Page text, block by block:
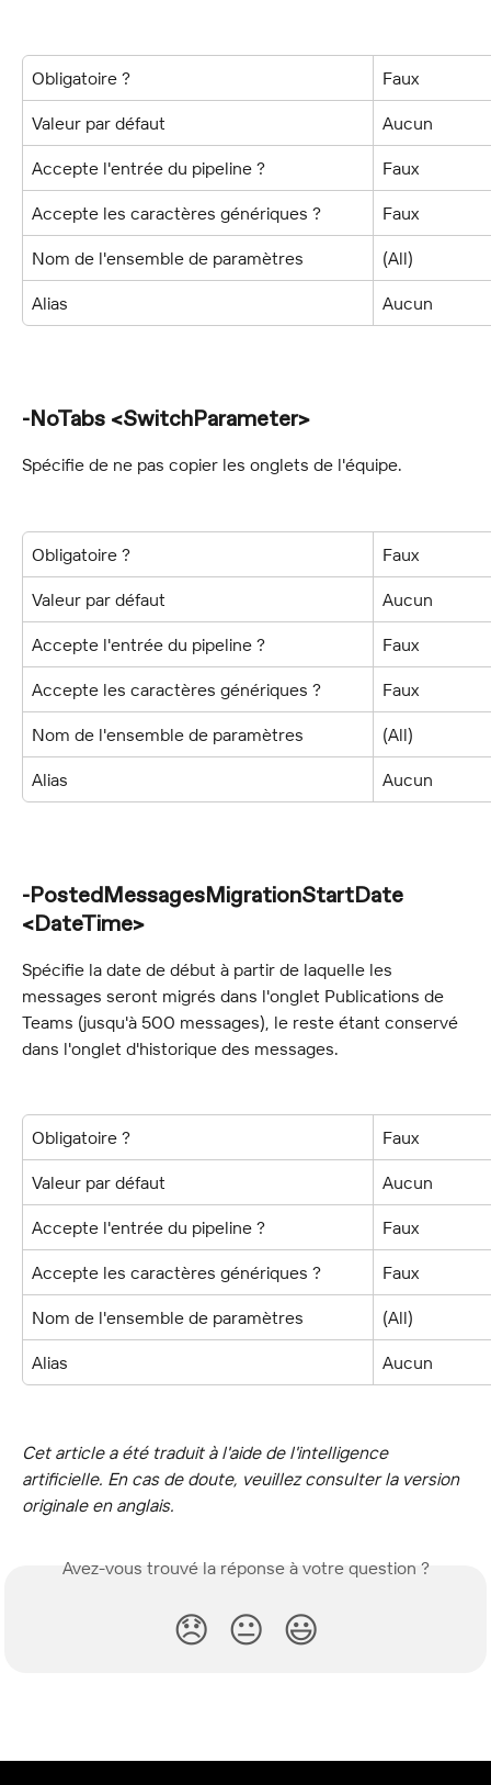
Obligatoire ? Faux
Valeur par défaut Aucun
Accepte l'entrée du pipeline ? Faux
Accepte les caractères génériques ? Faux
Nom de l'ensemble de paramètres (All)
Alias Aucun
-NoTabs <SwitchParameter>
Spécifie de ne pas copier les onglets de l'équipe.
Obligatoire ? Faux
Valeur par défaut Aucun
Accepte l'entrée du pipeline ? Faux
Accepte les caractères génériques ? Faux
Nom de l'ensemble de paramètres (All)
Alias Aucun
-PostedMessagesMigrationStartDate
<DateTime>
Spécifie la date de début à partir de laquelle les
messages seront migrés dans l'onglet Publications de
Teams (jusqu'à 500 messages), le reste étant conservé
dans l'onglet d'historique des messages.
Obligatoire ? Faux
Valeur par défaut Aucun
Accepte l'entrée du pipeline ? Faux
Accepte les caractères génériques ? Faux
Nom de l'ensemble de paramètres (All)
Alias Aucun
Cet article a été traduit à l'aide de l'intelligence
artificielle. En cas de doute, veuillez consulter la version
originale en anglais.
Avez-vous trouvé la réponse à votre question ?
😞 😐 😃